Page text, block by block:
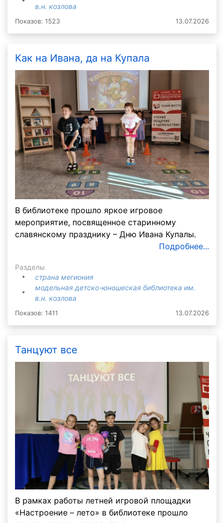
в.н. козлова
Показов: 1523 13.07.2026
Как на Ивана, да на Купала
В библиотеке прошло яркое игровое
мероприятие, посвященное старинному
славянскому празднику – Дню Ивана Купалы.
Подробнее...
Разделы
страна мегиония
модельная детско-юношеская библиотека им.
в.н. козлова
Показов: 1411 13.07.2026
Танцуют все
В рамках работы летней игровой площадки
«Настроение – лето» в библиотеке прошло